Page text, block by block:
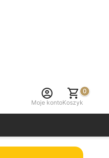
Moje konto
0
Koszyk